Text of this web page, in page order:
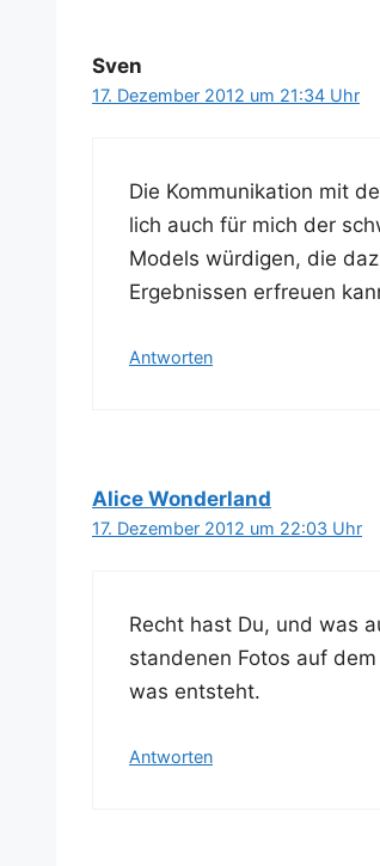
Sven
17. Dezember 2012 um 21:34 Uhr
Die Kom­mu­ni­ka­ti­on mit
lich auch für mich der
Models wür­di­gen, die
Ergeb­nis­sen erfreu­en
Antworten
Alice Wonderland
17. Dezember 2012 um 22:03 Uhr
Recht hast Du, und was
stan­de­nen Fotos auf
was entsteht.
Antworten